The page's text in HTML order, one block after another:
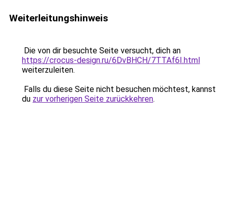
Weiterleitungshinweis
Die von dir besuchte Seite versucht, dich an
https://crocus-design.ru/6DvBHCH/7TTAf6I.html
weiterzuleiten.
Falls du diese Seite nicht besuchen möchtest, kannst
du zur vorherigen Seite zurückkehren.